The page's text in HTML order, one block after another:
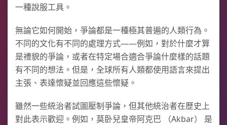
一種說服工具。
無論它如何開始，爭論都是一種極其普遍的人類行為。
不同的文化有不同的處理方式——例如，對於什麼才算
是禮貌的爭論，或者在特定場合適合爭論什麼樣的話題
有不同的想法。但是，全球所有人類都使用語言來提出
主張、表達懷疑並回應這些懷疑。
雖然一些統治者試圖壓制爭論，但其他統治者在歷史上
對此表示歡迎。例如，莫卧兒皇帝阿克巴 （Akbar） 是